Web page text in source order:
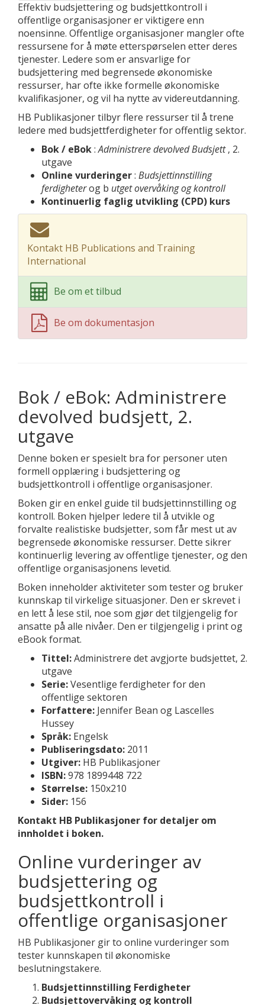
Effektiv budsjettering og budsjettkontroll i
offentlige organisasjoner er viktigere enn
noensinne. Offentlige organisasjoner mangler ofte
ressursene for å møte etterspørselen etter deres
tjenester. Ledere som er ansvarlige for
budsjettering med begrensede økonomiske
ressurser, har ofte ikke formelle økonomiske
kvalifikasjoner, og vil ha nytte av videreutdanning.
HB Publikasjoner tilbyr flere ressurser til å trene
ledere med budsjettferdigheter for offentlig sektor.
Bok / eBok:Administrere devolved Budsjett, 2.
utgave
Online vurderinger: Budsjettinnstilling
ferdigheterog b utget overvåking og kontroll
Kontinuerlig faglig utvikling (CPD) kurs
Kontakt HB Publications and Training
International
Be om et tilbud
Be om dokumentasjon
Bok / eBok: Administrere
devolved budsjett, 2.
utgave
Denne boken er spesielt bra for personer uten
formell opplæring i budsjettering og
budsjettkontroll i offentlige organisasjoner.
Boken gir en enkel guide til budsjettinnstilling og
kontroll. Boken hjelper ledere til å utvikle og
forvalte realistiske budsjetter, som får mest ut av
begrensede økonomiske ressurser. Dette sikrer
kontinuerlig levering av offentlige tjenester, og den
offentlige organisasjonens levetid.
Boken inneholder aktiviteter som tester og bruker
kunnskap til virkelige situasjoner. Den er skrevet i
en lett å lese stil, noe som gjør det tilgjengelig for
ansatte på alle nivåer. Den er tilgjengelig i print og
eBook format.
Tittel:Administrere det avgjorte budsjettet, 2.
utgave
Serie:Vesentlige ferdigheter for den
offentlige sektoren
Forfattere: Jennifer Bean og Lascelles
Hussey
Språk: Engelsk
Publiseringsdato: 2011
Utgiver: HB Publikasjoner
ISBN:978 1899448 722
Størrelse: 150x210
Sider: 156
Kontakt HB Publikasjoner for detaljer om
innholdet i boken.
Online vurderinger av
budsjettering og
budsjettkontroll i
offentlige organisasjoner
HB Publikasjoner gir to online vurderinger som
tester kunnskapen til økonomiske
beslutningstakere.
Budsjettinnstilling Ferdigheter
Budsjettovervåking og kontroll